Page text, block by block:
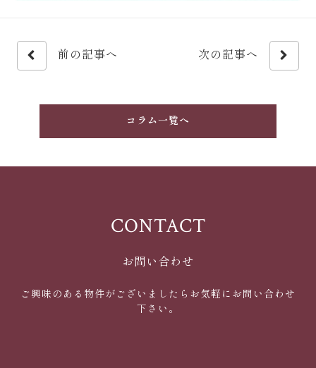
前の記事へ 次の記事へ
コラム一覧へ
CONTACT
お問い合わせ
ご興味のある物件がございましたらお気軽にお問い合わせ
下さい。